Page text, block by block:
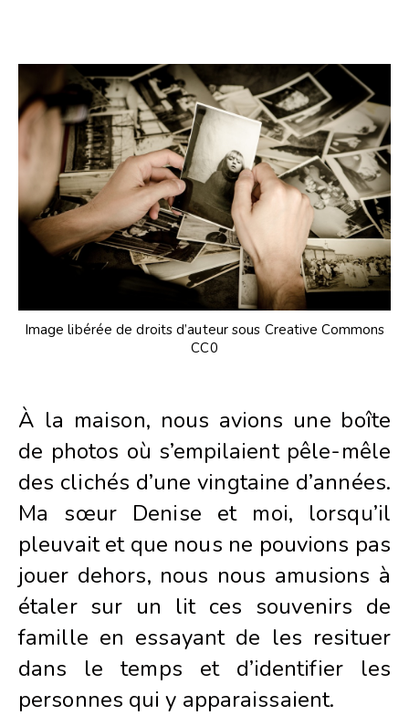
Image libérée de droits d’auteur sous Creative Commons
CC0
À la maison, nous avions une boîte
de photos où s’empilaient pêle-mêle
des clichés d’une vingtaine d’années.
Ma sœur Denise et moi, lorsqu’il
pleuvait et que nous ne pouvions pas
jouer dehors, nous nous amusions à
étaler sur un lit ces souvenirs de
famille en essayant de les resituer
dans le temps et d’identifier les
personnes qui y apparaissaient.